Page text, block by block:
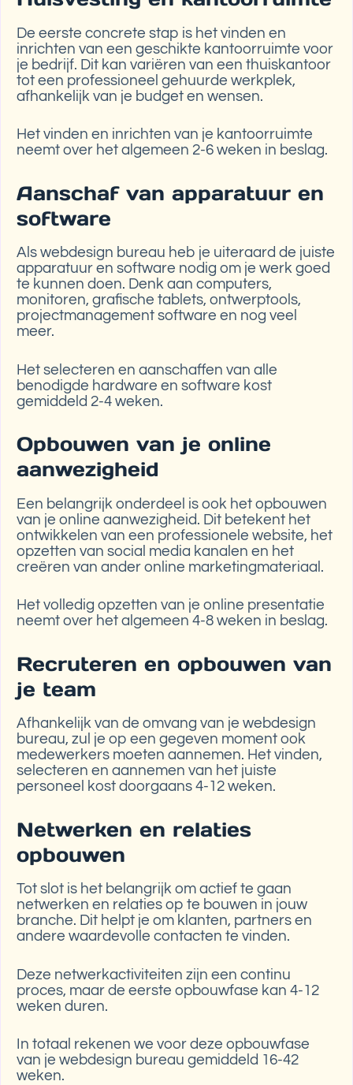
De eerste concrete stap is het vinden en
inrichten van een geschikte kantoorruimte voor
je bedrijf. Dit kan variëren van een thuiskantoor
tot een professioneel gehuurde werkplek,
afhankelijk van je budget en wensen.
Het vinden en inrichten van je kantoorruimte
neemt over het algemeen 2-6 weken in beslag.
Aanschaf van apparatuur en
software
Als webdesign bureau heb je uiteraard de juiste
apparatuur en software nodig om je werk goed
te kunnen doen. Denk aan computers,
monitoren, grafische tablets, ontwerptools,
projectmanagement software en nog veel
meer.
Het selecteren en aanschaffen van alle
benodigde hardware en software kost
gemiddeld 2-4 weken.
Opbouwen van je online
aanwezigheid
Een belangrijk onderdeel is ook het opbouwen
van je online aanwezigheid. Dit betekent het
ontwikkelen van een professionele website, het
opzetten van social media kanalen en het
creëren van ander online marketingmateriaal.
Het volledig opzetten van je online presentatie
neemt over het algemeen 4-8 weken in beslag.
Recruteren en opbouwen van
je team
Afhankelijk van de omvang van je webdesign
bureau, zul je op een gegeven moment ook
medewerkers moeten aannemen. Het vinden,
selecteren en aannemen van het juiste
personeel kost doorgaans 4-12 weken.
Netwerken en relaties
opbouwen
Tot slot is het belangrijk om actief te gaan
netwerken en relaties op te bouwen in jouw
branche. Dit helpt je om klanten, partners en
andere waardevolle contacten te vinden.
Deze netwerkactiviteiten zijn een continu
proces, maar de eerste opbouwfase kan 4-12
weken duren.
In totaal rekenen we voor deze opbouwfase
van je webdesign bureau gemiddeld 16-42
weken.